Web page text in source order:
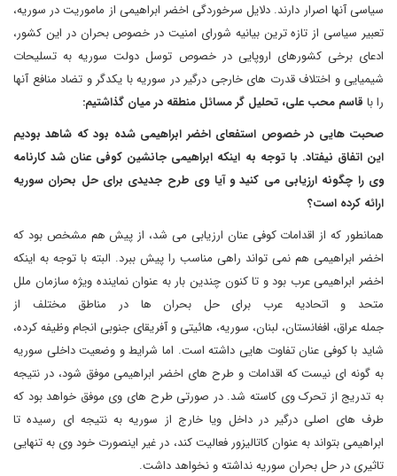
سیاسی آنها اصرار دارند. دلایل سرخوردگی اخضر ابراهیمی از ماموریت در سوریه،
تعبیر سیاسی از تازه ترین بیانیه شورای امنیت در خصوص بحران در این کشور،
ادعای برخی کشورهای اروپایی در خصوص توسل دولت سوریه به تسلیحات
شیمیایی و اختلاف قدرت های خارجی درگیر در سوریه با یکدگر و تضاد منافع آنها
را با قاسم محب علی، تحلیل گر مسائل منطقه در میان گذاشتیم:
صحبت هایی در خصوص استفعای اخضر ابراهیمی شده بود که شاهد بودیم
این اتفاق نیفتاد. با توجه به اینکه ابراهیمی جانشین کوفی عنان شد کارنامه
وی را چگونه ارزیابی می کنید و آیا وی طرح جدیدی برای حل بحران سوریه
ارائه کرده است؟
همانطور که از اقدامات کوفی عنان ارزیابی می شد، از پیش هم مشخص بود که
اخضر ابراهیمی هم نمی تواند راهی مناسب را پیش ببرد. البته با توجه به اینکه
اخضر ابراهیمی عرب بود و تا کنون چندین بار به عنوان نماینده ویژه سازمان ملل
متحد و اتحادیه عرب برای حل بحران ها در مناطق مختلف از
جمله عراق، افغانستان، لبنان، سوریه، هائیتی و آفریقای جنوبی انجام وظیفه کرده،
شاید با کوفی عنان تفاوت هایی داشته است. اما شرایط و وضعیت داخلی سوریه
به گونه ای نیست که اقدامات و طرح های اخضر ابراهیمی موفق شود، در نتیجه
به تدریج از تحرک وی کاسته شد. در صورتی طرح های وی موفق خواهد بود که
طرف های اصلی درگیر در داخل ویا خارج از سوریه به نتیجه ای رسیده تا
ابراهیمی بتواند به عنوان کاتالیزور فعالیت کند، در غیر اینصورت خود وی به تنهایی
تاثیری در حل بحران سوریه نداشته و نخواهد داشت.